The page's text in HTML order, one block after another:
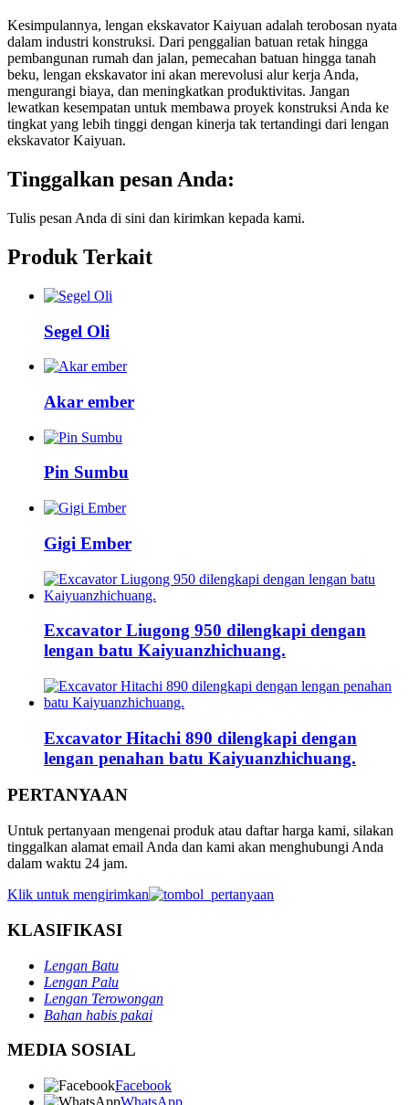
Kesimpulannya, lengan ekskavator Kaiyuan adalah terobosan nyata
dalam industri konstruksi. Dari penggalian batuan retak hingga
pembangunan rumah dan jalan, pemecahan batuan hingga tanah
beku, lengan ekskavator ini akan merevolusi alur kerja Anda,
mengurangi biaya, dan meningkatkan produktivitas. Jangan
lewatkan kesempatan untuk membawa proyek konstruksi Anda ke
tingkat yang lebih tinggi dengan kinerja tak tertandingi dari lengan
ekskavator Kaiyuan.
Tinggalkan pesan Anda:
Tulis pesan Anda di sini dan kirimkan kepada kami.
Produk Terkait
Segel Oli
Akar ember
Pin Sumbu
Gigi Ember
Excavator Liugong 950 dilengkapi dengan
lengan batu Kaiyuanzhichuang.
Excavator Hitachi 890 dilengkapi dengan
lengan penahan batu Kaiyuanzhichuang.
PERTANYAAN
Untuk pertanyaan mengenai produk atau daftar harga kami, silakan
tinggalkan alamat email Anda dan kami akan menghubungi Anda
dalam waktu 24 jam.
Klik untuk mengirimkan
KLASIFIKASI
Lengan Batu
Lengan Palu
Lengan Terowongan
Bahan habis pakai
MEDIA SOSIAL
Facebook
WhatsApp